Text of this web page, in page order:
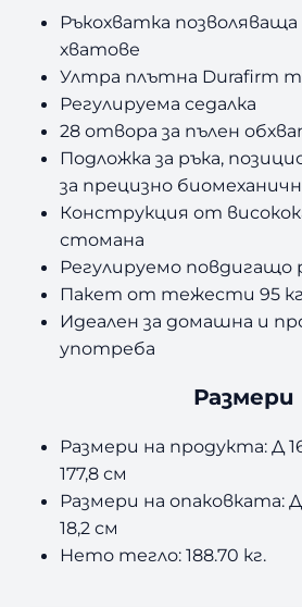
Ръкохватка позволяваща
хватове
Ултра плътна Durafirm
Регулируема седалка
28 отвора за пълен
Подложка за ръка,
за прецизно
Конструкция от
стомана
Регулируемо повдигащо
Пакет от тежести 95
Идеален за домашна и
употреба
Размери
Размери на продукта: Д
177,8 см
Размери на опаковката:
18,2 см
Нето тегло: 188.70 кг.